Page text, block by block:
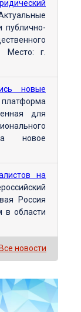
публично-
Место: г.
новые
для
новое
на
Россия
в области
Все новости